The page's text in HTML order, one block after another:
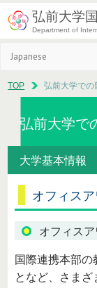
弘前大学
Department of
TOP 弘前大学での
弘前大学で
大学基本情報
オフィス
オフィスア
国際連携本部の
となど、さまざ